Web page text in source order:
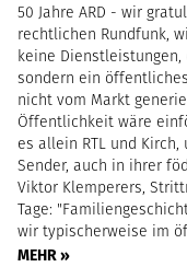
50 Jahre ARD - wir
rechtlichen Rundfunk,
keine
sondern ein
nicht vom Markt
Öffentlichkeit wäre
es allein RTL und
Sender, auch in ihrer
Viktor Klemperers,
Tage:
wir typischerweise im
MEHR »